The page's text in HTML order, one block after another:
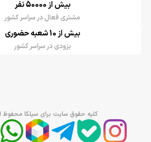
بیش از 50000 نفر
مشتری فعال در سراسر کشور
بیش از 10 شعبه حضوری
بزودی در سراسر کشور
کلیه حقوق سایت برای سیلکا